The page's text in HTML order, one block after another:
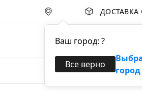
Ваш город: ?
Все верно
город
Каталог товаров